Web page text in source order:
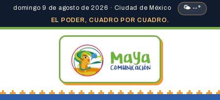
domingo 9 de agosto de 2026 · Ciudad de México
🌤 --°
EL PODER, CUADRO POR CUADRO.